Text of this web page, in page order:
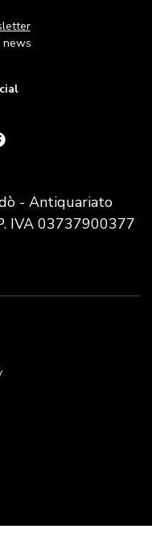
news
- Antiquariato
IVA 03737900377